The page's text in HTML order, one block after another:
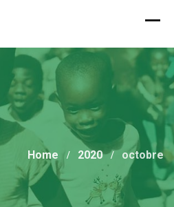
Home 2020 octobre